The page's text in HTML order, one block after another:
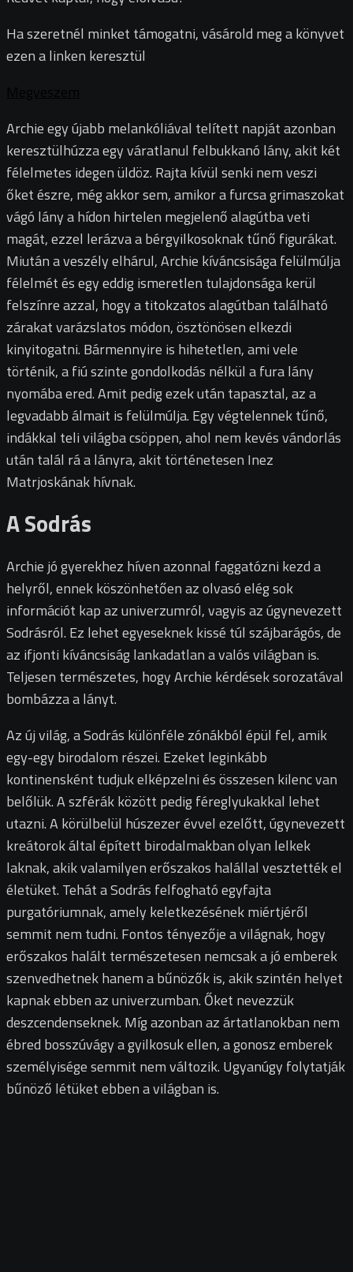
Ha szeretnél minket támogatni, vásárold meg a könyvet
ezen a linken keresztül
Archie egy újabb melankóliával telített napját azonban
keresztülhúzza egy váratlanul felbukkanó lány, akit két
félelmetes idegen üldöz. Rajta kívül senki nem veszi
őket észre, még akkor sem, amikor a furcsa grimaszokat
vágó lány a hídon hirtelen megjelenő alagútba veti
magát, ezzel lerázva a bérgyilkosoknak tűnő figurákat.
Miután a veszély elhárul, Archie kíváncsisága felülmúlja
félelmét és egy eddig ismeretlen tulajdonsága kerül
felszínre azzal, hogy a titokzatos alagútban található
zárakat varázslatos módon, ösztönösen elkezdi
kinyitogatni. Bármennyire is hihetetlen, ami vele
történik, a fiú szinte gondolkodás nélkül a fura lány
nyomába ered. Amit pedig ezek után tapasztal, az a
legvadabb álmait is felülmúlja. Egy végtelennek tűnő,
indákkal teli világba csöppen, ahol nem kevés vándorlás
után talál rá a lányra, akit történetesen Inez
Matrjoskának hívnak.
A Sodrás
Archie jó gyerekhez híven azonnal faggatózni kezd a
helyről, ennek köszönhetően az olvasó elég sok
információt kap az univerzumról, vagyis az úgynevezett
Sodrásról. Ez lehet egyeseknek kissé túl szájbarágós, de
az ifjonti kíváncsiság lankadatlan a valós világban is.
Teljesen természetes, hogy Archie kérdések sorozatával
bombázza a lányt.
Az új világ, a Sodrás különféle zónákból épül fel, amik
egy-egy birodalom részei. Ezeket leginkább
kontinensként tudjuk elképzelni és összesen kilenc van
belőlük. A szférák között pedig féreglyukakkal lehet
utazni. A körülbelül húszezer évvel ezelőtt, úgynevezett
kreátorok által épített birodalmakban olyan lelkek
laknak, akik valamilyen erőszakos halállal vesztették el
életüket. Tehát a Sodrás felfogható egyfajta
purgatóriumnak, amely keletkezésének miértjéről
semmit nem tudni. Fontos tényezője a világnak, hogy
erőszakos halált természetesen nemcsak a jó emberek
szenvedhetnek hanem a bűnözők is, akik szintén helyet
kapnak ebben az univerzumban. Őket nevezzük
deszcendenseknek. Míg azonban az ártatlanokban nem
ébred bosszúvágy a gyilkosuk ellen, a gonosz emberek
személyisége semmit nem változik. Ugyanúgy folytatják
bűnöző létüket ebben a világban is.